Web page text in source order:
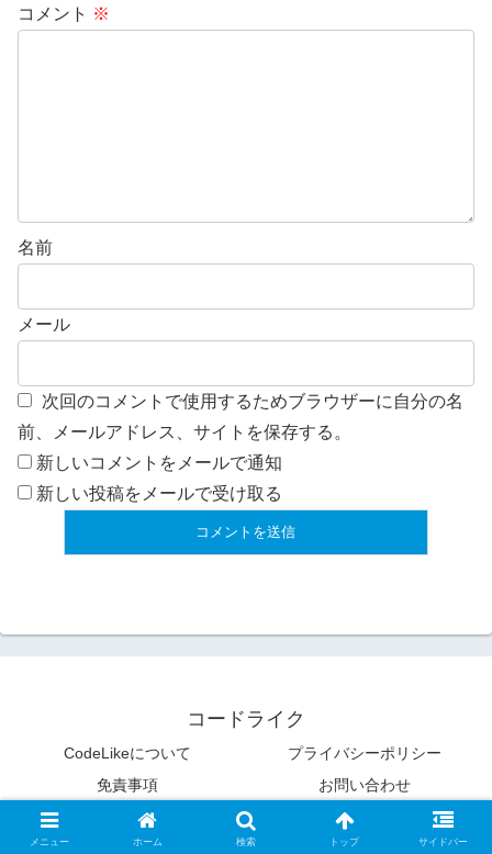
コメント ※
名前
メール
次回のコメントで使用するためブラウザーに自分の名
前、メールアドレス、サイトを保存する。
新しいコメントをメールで通知
新しい投稿をメールで受け取る
コードライク
CodeLikeについて
プライバシーポリシー
免責事項
お問い合わせ
© 2009 コードライク.
メニュー ホーム 検索 トップ サイドバー